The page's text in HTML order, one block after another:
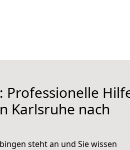
Professionelle
Karlsruhe nach
steht an und Sie wissen